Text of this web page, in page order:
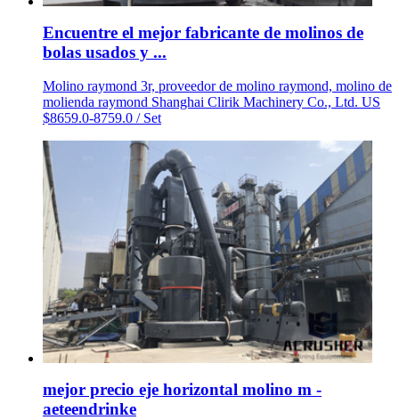
Encuentre el mejor fabricante de molinos de
bolas usados y ...
Molino raymond 3r, proveedor de molino raymond, molino de
molienda raymond Shanghai Clirik Machinery Co., Ltd. US
$8659.0-8759.0 / Set
mejor precio eje horizontal molino m -
aeteendrinke